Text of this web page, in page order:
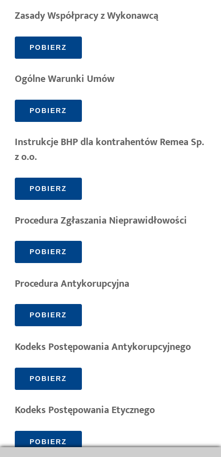
Zasady Współpracy z Wykonawcą
POBIERZ
Ogólne Warunki Umów
POBIERZ
Instrukcje BHP dla kontrahentów Remea Sp.
z o.o.
POBIERZ
Procedura Zgłaszania Nieprawidłowości
POBIERZ
Procedura Antykorupcyjna
POBIERZ
Kodeks Postępowania Antykorupcyjnego
POBIERZ
Kodeks Postępowania Etycznego
POBIERZ